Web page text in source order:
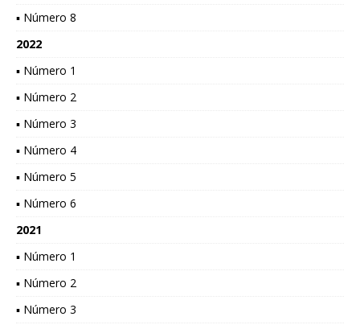
▪ Número 8
2022
▪ Número 1
▪ Número 2
▪ Número 3
▪ Número 4
▪ Número 5
▪ Número 6
2021
▪ Número 1
▪ Número 2
▪ Número 3